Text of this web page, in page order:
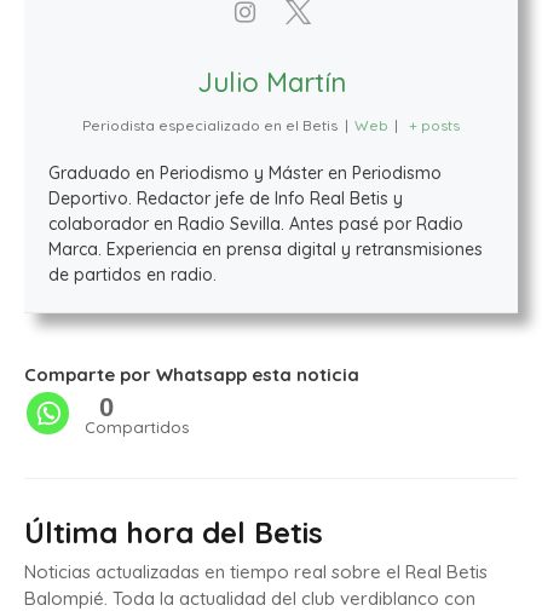
Julio Martín
Periodista especializado en el Betis | Web | + posts
Graduado en Periodismo y Máster en Periodismo
Deportivo. Redactor jefe de Info Real Betis y
colaborador en Radio Sevilla. Antes pasé por Radio
Marca. Experiencia en prensa digital y retransmisiones
de partidos en radio.
Comparte por Whatsapp esta noticia
0
Compartidos
Última hora del Betis
Noticias actualizadas en tiempo real sobre el Real Betis
Balompié. Toda la actualidad del club verdiblanco con